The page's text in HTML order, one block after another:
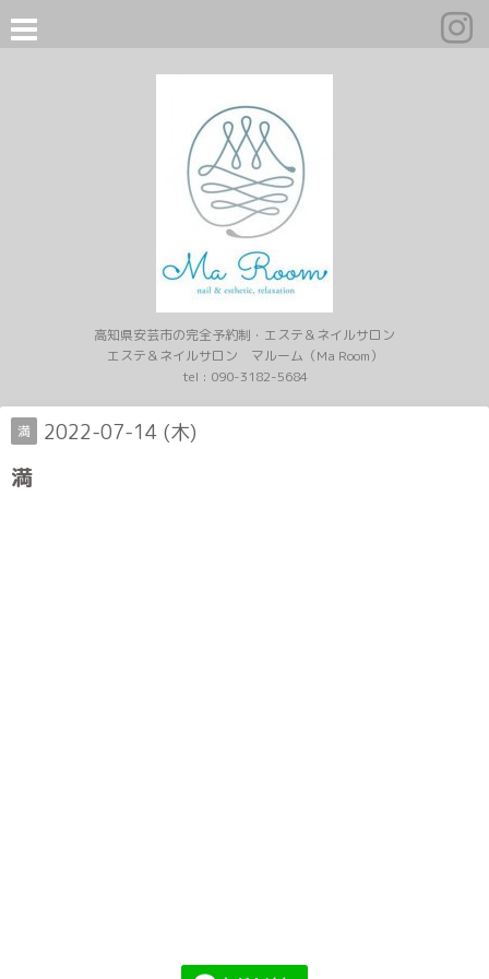
高知県安芸市の完全予約制・エステ＆ネイルサロン
エステ＆ネイルサロン マルーム（Ma Room）
tel : 090-3182-5684
満 2022-07-14 (木)
満